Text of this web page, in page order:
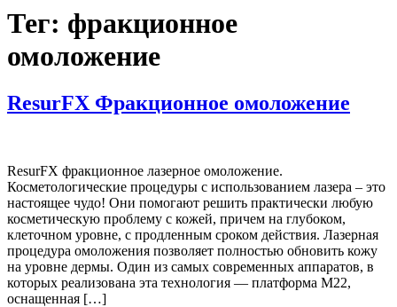
Тег: фракционное
омоложение
ResurFX Фракционное омоложение
ResurFX фракционное лазерное омоложение.
Косметологические процедуры с использованием лазера – это
настоящее чудо! Они помогают решить практически любую
косметическую проблему с кожей, причем на глубоком,
клеточном уровне, с продленным сроком действия. Лазерная
процедура омоложения позволяет полностью обновить кожу
на уровне дермы. Один из самых современных аппаратов, в
которых реализована эта технология — платформа М22,
оснащенная […]